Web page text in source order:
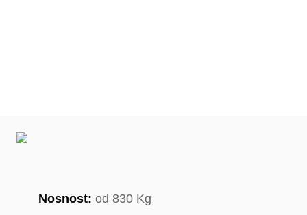
Nosnost: od 830 Kg